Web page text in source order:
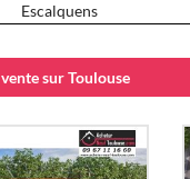
Escalquens
sur Toulouse